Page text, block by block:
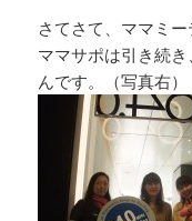
さてさて、ママミ
ママサポは引き続
んです。（写真右）